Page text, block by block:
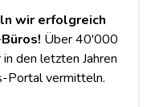
wir erfolgreich
Über 40'000
den letzten Jahren
Portal vermitteln.